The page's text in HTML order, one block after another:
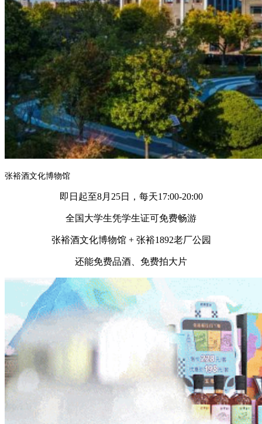
张裕酒文化博物馆
即日起至8月25日，每天17:00-20:00
全国大学生凭学生证可免费畅游
张裕酒文化博物馆 + 张裕1892老厂公园
还能免费品酒、免费拍大片